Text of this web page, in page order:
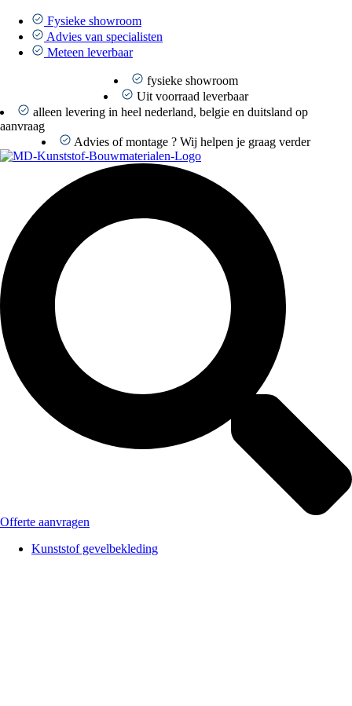
naar
inhoud
Fysieke showroom
Advies van specialisten
Meteen leverbaar
fysieke showroom
Uit voorraad leverbaar
alleen levering in heel nederland, belgie en duitsland op
aanvraag
Advies of montage ? Wij helpen je graag verder
Offerte aanvragen
Kunststof gevelbekleding